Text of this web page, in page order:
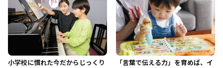
小学校に慣れた今だからじっくり
「言葉で伝える力」を育めば、イ